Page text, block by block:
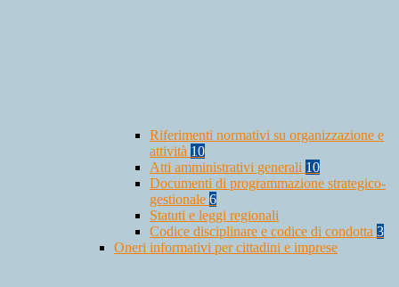
Riferimenti normativi su organizzazione e
attività 10
Atti amministrativi generali 10
Documenti di programmazione strategico-
gestionale 6
Statuti e leggi regionali
Codice disciplinare e codice di condotta 3
Oneri informativi per cittadini e imprese